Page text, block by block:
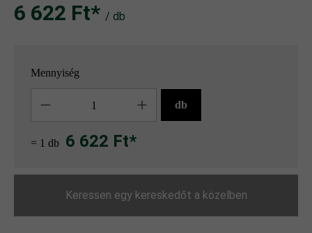
6 622 Ft‎‎‎* / db
Mennyiség
db
= 1 db 6 622 Ft*
Keressen egy kereskedőt a közelben